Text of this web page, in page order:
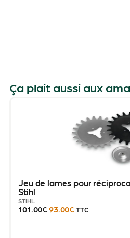
Ça plait aussi aux
Jeu de lames pour
Stihl
STIHL
101.00€ 93.00€ TTC